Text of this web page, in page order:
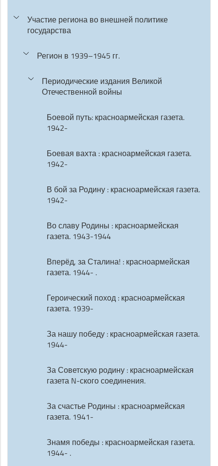
Участие региона во внешней политике
государства
Регион в 1939–1945 гг.
Периодические издания Великой
Отечественной войны
Боевой путь: красноармейская газета.
1942-
Боевая вахта : красноармейская газета.
1942-
В бой за Родину : красноармейская газета.
1942-
Во славу Родины : красноармейская
газета. 1943-1944
Вперёд, за Сталина! : красноармейская
газета. 1944- .
Героический поход : красноармейская
газета. 1939-
За нашу победу : красноармейская газета.
1944-
За Советскую родину : красноармейская
газета N-ского соединения.
За счастье Родины : красноармейская
газета. 1941-
Знамя победы : красноармейская газета.
1944- .